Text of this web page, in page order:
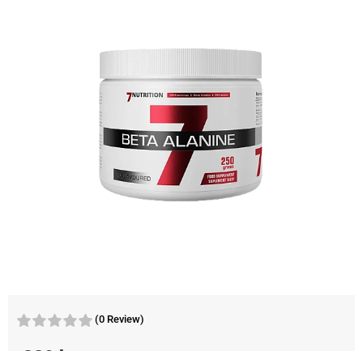
(0 Review)